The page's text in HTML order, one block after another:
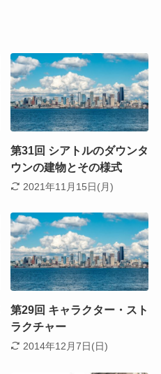
第31回 シアトルのダウンタ
ウンの建物とその様式
2021年11月15日(月)
第29回 キャラクター・スト
ラクチャー
2014年12月7日(日)